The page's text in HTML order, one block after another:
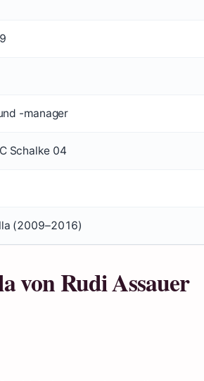
-manager
Schalke 04
(2009–2016)
von Rudi Assauer